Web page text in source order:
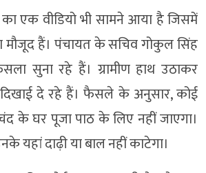
एक वीडियो भी सामने आया है जिसमें
मौजूद हैं। पंचायत के सचिव गोकुल सिंह
सुना रहे हैं। ग्रामीण हाथ उठाकर
दे रहे हैं। फैसले के अनुसार, कोई
के घर पूजा पाठ के लिए नहीं जाएगा।
यहां दाढ़ी या बाल नहीं काटेगा।